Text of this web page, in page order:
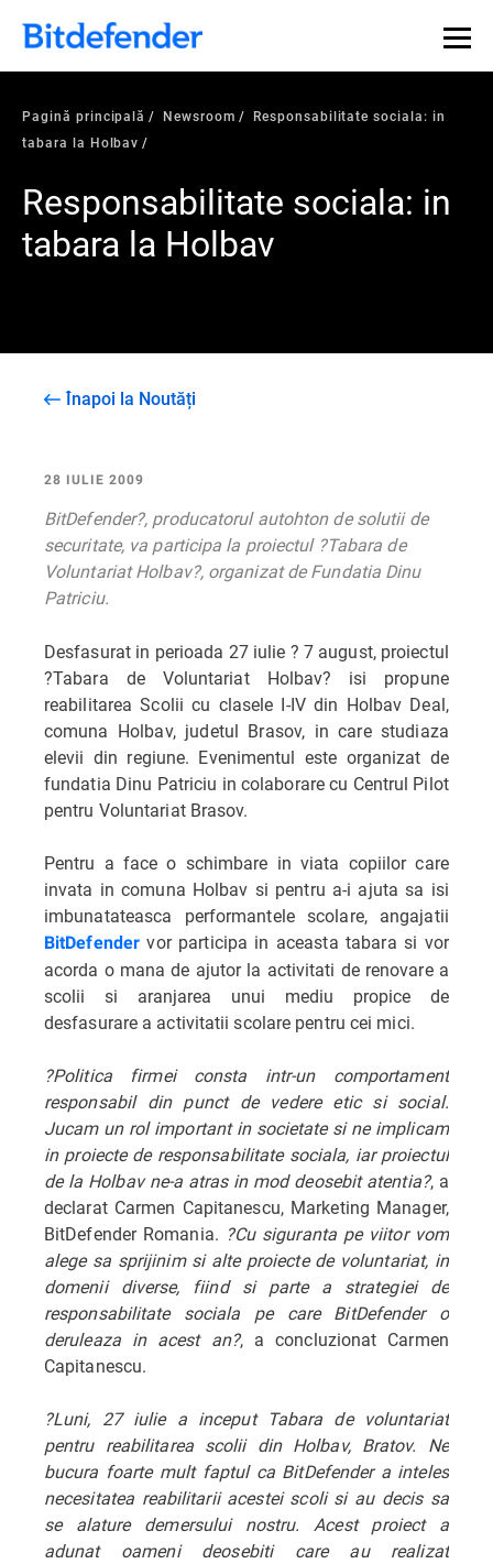
Pagină principală Newsroom
Responsabilitate sociala: in
tabara la Holbav
Responsabilitate sociala: in
tabara la Holbav
Înapoi la Noutăți
28 IULIE 2009
BitDefender?, producatorul autohton de solutii de
securitate, va participa la proiectul ?Tabara de
Voluntariat Holbav?, organizat de Fundatia Dinu
Patriciu.
Desfasurat in perioada 27 iulie ? 7 august, proiectul
?Tabara de Voluntariat Holbav? isi propune
reabilitarea Scolii cu clasele I-IV din Holbav Deal,
comuna Holbav, judetul Brasov, in care studiaza
elevii din regiune. Evenimentul este organizat de
fundatia Dinu Patriciu in colaborare cu Centrul Pilot
pentru Voluntariat Brasov.
Pentru a face o schimbare in viata copiilor care
invata in comuna Holbav si pentru a-i ajuta sa isi
imbunatateasca performantele scolare, angajatii
BitDefender vor participa in aceasta tabara si vor
acorda o mana de ajutor la activitati de renovare a
scolii si aranjarea unui mediu propice de
desfasurare a activitatii scolare pentru cei mici.
?Politica firmei consta intr-un comportament
responsabil din punct de vedere etic si social.
Jucam un rol important in societate si ne implicam
in proiecte de responsabilitate sociala, iar proiectul
de la Holbav ne-a atras in mod deosebit atentia?, a
declarat Carmen Capitanescu, Marketing Manager,
BitDefender Romania. ?Cu siguranta pe viitor vom
alege sa sprijinim si alte proiecte de voluntariat, in
domenii diverse, fiind si parte a strategiei de
responsabilitate sociala pe care BitDefender o
deruleaza in acest an?, a concluzionat Carmen
Capitanescu.
?Luni, 27 iulie a inceput Tabara de voluntariat
pentru reabilitarea scolii din Holbav, Bratov. Ne
bucura foarte mult faptul ca BitDefender a inteles
necesitatea reabilitarii acestei scoli si au decis sa
se alature demersului nostru. Acest proiect a
adunat oameni deosebiti care au realizat